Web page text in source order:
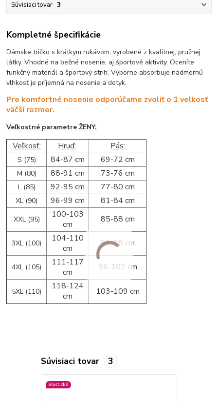
Súvisiaci tovar 3
Kompletné špecifikácie
Dámske tričko s krátkym rukávom, vyrobené z kvalitnej, pružnej
látky. Vhodné na bežné nosenie, aj športové aktivity. Oceníte
funkčný materiál a športový strih. Výborne absorbuje nadmernú
vlhkosť je príjemná na nosenie a dotyk.
Pre komfortné nosenie odporúčame zvoliť o 1 veľkosť
väčší rozmer.
Veľkostné parametre ŽENY:
Veľkosť: Hruď: Pás:
S (75) 84-87 cm 69-72 cm
M (80) 88-91 cm 73-76 cm
L (85) 92-95 cm 77-80 cm
XL (90) 96-99 cm 81-84 cm
XXL (95)
100-103
cm
85-88 cm
3XL (100)
104-110
cm
89-95 cm
4XL (105)
111-117
cm
96-102 cm
5XL (110)
118-124
cm
103-109 cm
Súvisiaci tovar 3
elastické